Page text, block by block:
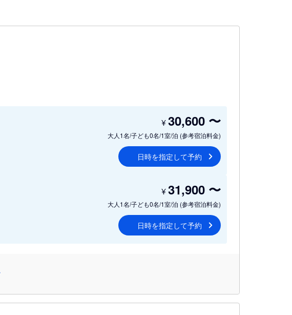
大人1名/子ども0名/1室/泊 (参考宿泊料金)
¥30,600 〜
日時を指定して予約
大人1名/子ども0名/1室/泊 (参考宿泊料金)
¥31,900 〜
日時を指定して予約